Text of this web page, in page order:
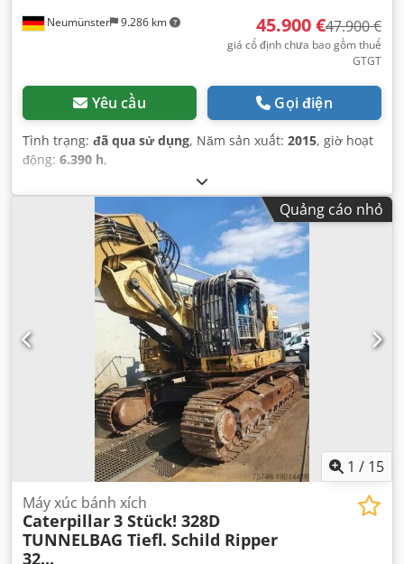
Neumünster 9.286 km 45.900 €47.900 €
giá cố định chưa bao gồm thuế
GTGT
Yêu cầu Gọi điện
Tình trạng: đã qua sử dụng, Năm sản xuất: 2015, giờ hoạt
động: 6.390 h,
Quảng cáo nhỏ
1 / 15
Máy xúc bánh xích
Caterpillar3 Stück! 328D
TUNNELBAG Tiefl. Schild Ripper
32...